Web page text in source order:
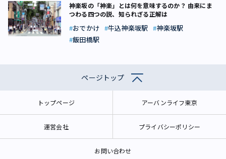
神楽坂の「神楽」とは何を意味するのか？ 由来にま
つわる四つの説、知られざる正解は
おでかけ 牛込神楽坂駅
神楽坂駅
飯田橋駅
ページトップ
トップページ アーバンライフ東京
運営会社 プライバシーポリシー
お問い合わせ